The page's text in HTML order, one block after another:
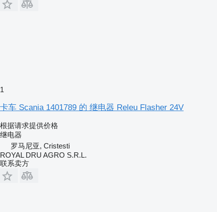
1
卡车 Scania 1401789 的 继电器 Releu Flasher 24V
根据请求提供价格
继电器
罗马尼亚, Cristesti
ROYAL DRU AGRO S.R.L.
联系卖方